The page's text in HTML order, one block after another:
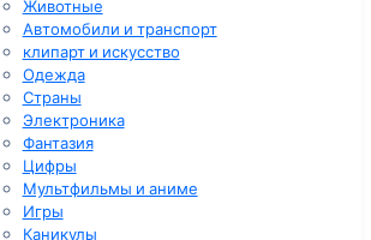
Животные
Автомобили и транспорт
клипарт и искусство
Одежда
Страны
Электроника
Фантазия
Цифры
Мультфильмы и аниме
Игры
Каникулы